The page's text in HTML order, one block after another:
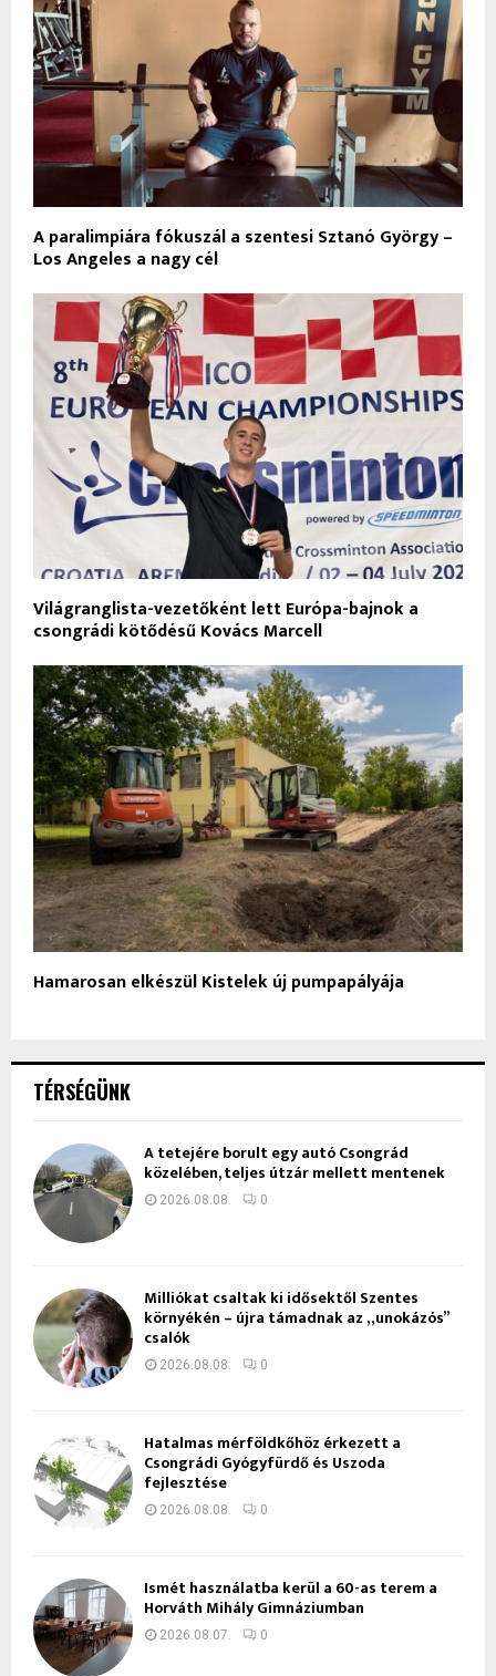
A paralimpiára fókuszál a szentesi Sztanó György –
Los Angeles a nagy cél
Világranglista-vezetőként lett Európa-bajnok a
csongrádi kötődésű Kovács Marcell
Hamarosan elkészül Kistelek új pumpapályája
TÉRSÉGÜNK
A tetejére borult egy autó Csongrád
közelében, teljes útzár mellett mentenek
2026.08.08. 0
Milliókat csaltak ki idősektől Szentes
környékén – újra támadnak az „unokázós”
csalók
2026.08.08. 0
Hatalmas mérföldkőhöz érkezett a
Csongrádi Gyógyfürdő és Uszoda
fejlesztése
2026.08.08. 0
Ismét használatba kerül a 60-as terem a
Horváth Mihály Gimnáziumban
2026.08.07. 0